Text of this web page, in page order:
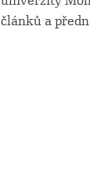
článků a